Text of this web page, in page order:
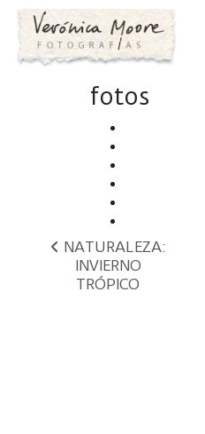
fotos
NATURALEZA:
INVIERNO
TRÓPICO